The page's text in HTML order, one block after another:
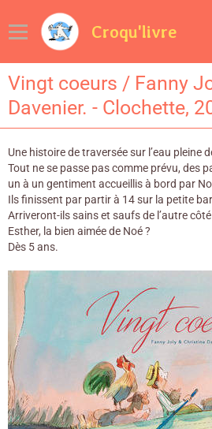
Croqu'livre
Vingt coeurs / Fanny
Davenier. - Clochette,
Une histoire de traversée sur l’eau pleine
Tout ne se passe pas comme prévu, des
un à un gentiment accueillis à bord par
Ils finissent par partir à 14 sur la petite
Arriveront-ils sains et saufs de l’autre
Esther, la bien aimée de Noé ?
Dès 5 ans.